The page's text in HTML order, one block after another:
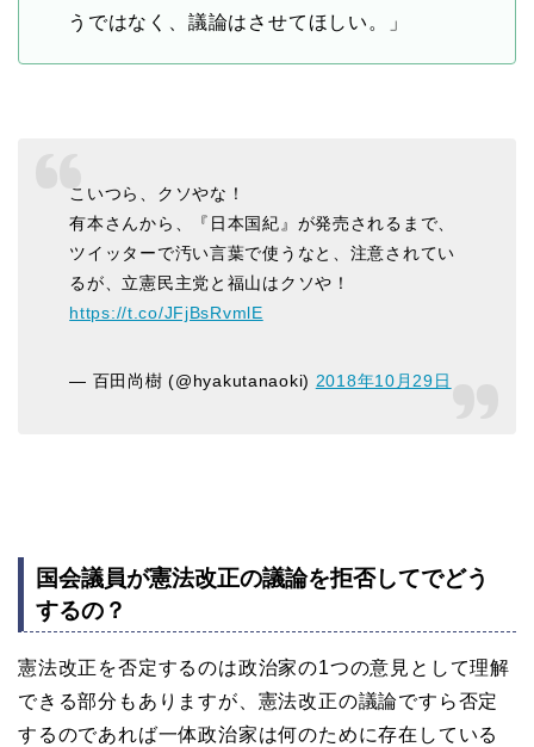
うではなく、議論はさせてほしい。」
こいつら、クソやな！
有本さんから、『日本国紀』が発売されるまで、
ツイッターで汚い言葉で使うなと、注意されてい
るが、立憲民主党と福山はクソや！
https://t.co/JFjBsRvmlE
— 百田尚樹 (@hyakutanaoki) 2018年10月29日
国会議員が憲法改正の議論を拒否してでどう
するの？
憲法改正を否定するのは政治家の1つの意見として理解
できる部分もありますが、憲法改正の議論ですら否定
するのであれば一体政治家は何のために存在している